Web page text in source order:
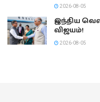
2026-08-05
இந்திய
விஜயம்!
2026-08-05